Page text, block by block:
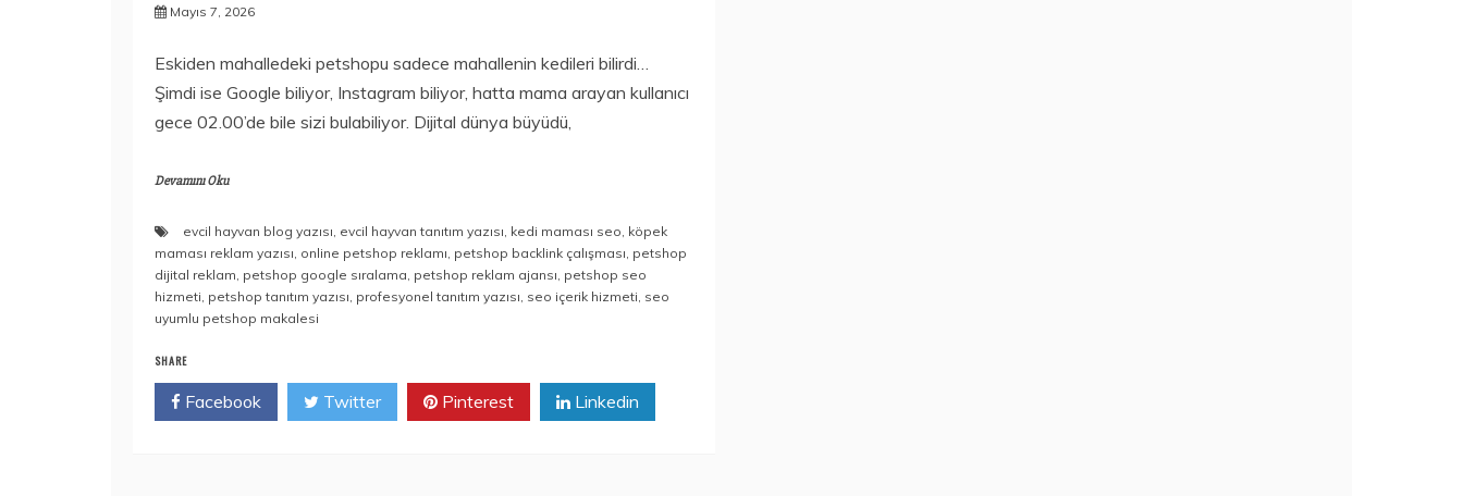
Mayıs 7, 2026
Eskiden mahalledeki petshopu sadece mahallenin kedileri bilirdi…
Şimdi ise Google biliyor, Instagram biliyor, hatta mama arayan kullanıcı
gece 02.00’de bile sizi bulabiliyor. Dijital dünya büyüdü,
Devamını Oku
evcil hayvan blog yazısı, evcil hayvan tanıtım yazısı, kedi maması seo, köpek
maması reklam yazısı, online petshop reklamı, petshop backlink çalışması, petshop
dijital reklam, petshop google sıralama, petshop reklam ajansı, petshop seo
hizmeti, petshop tanıtım yazısı, profesyonel tanıtım yazısı, seo içerik hizmeti, seo
uyumlu petshop makalesi
SHARE
Facebook Twitter Pinterest Linkedin